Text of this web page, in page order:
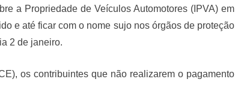
a Propriedade de Veículos Automotores (IPVA) em
e até ficar com o nome sujo nos órgãos de proteção
2 de janeiro.
os contribuintes que não realizarem o pagamento